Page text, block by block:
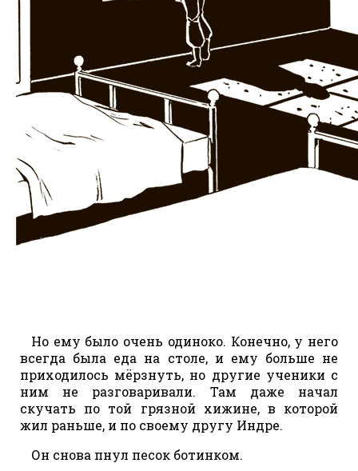
Но ему было очень одиноко. Конечно, у него
всегда была еда на столе, и ему больше не
приходилось мёрзнуть, но другие ученики с
ним не разговаривали. Там даже начал
скучать по той грязной хижине, в которой
жил раньше, и по своему другу Индре.
Он снова пнул песок ботинком.